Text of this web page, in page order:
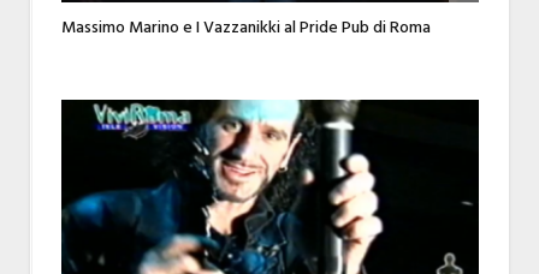
Massimo Marino e I Vazzanikki al Pride Pub di Roma